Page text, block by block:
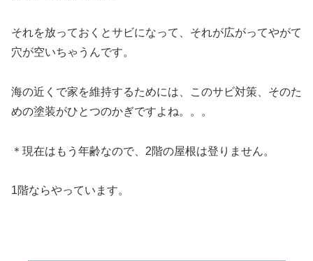
それを放っておくとサビになって、それが広がってやがて
穴が空いちゃうんです。
海の近くで家を維持するためには、このサビ対策、そのた
めの塗装がひとつのかぎですよね。。。
＊現在はもう年齢なので、2階の屋根は登りません。
1階ならやっています。